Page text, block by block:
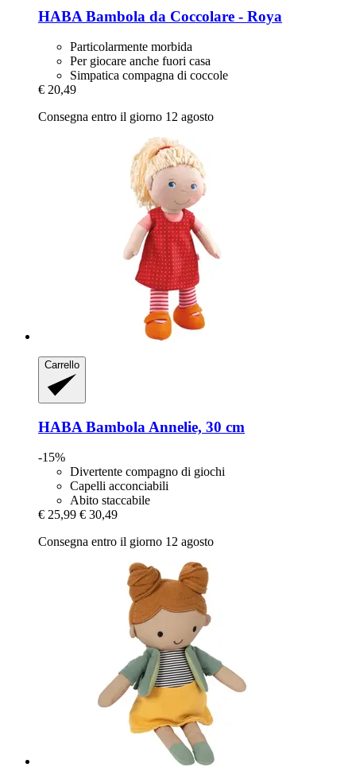
HABA Bambola da Coccolare -​ Roya
Particolarmente morbida
Per giocare anche fuori casa
Simpatica compagna di coccole
€ 20,49
Consegna entro il giorno 12 agosto
Carrello
HABA Bambola Annelie, 30 cm
-15%
Divertente compagno di giochi
Capelli acconciabili
Abito staccabile
€ 25,99 € 30,49
Consegna entro il giorno 12 agosto